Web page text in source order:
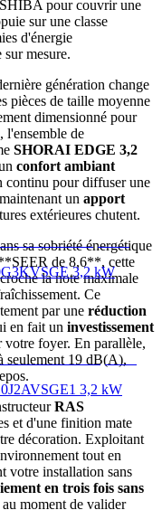
pour couvrir une
sur une classe
d'énergie
mesure.
génération change
pièces de taille moyenne
dimensionné pour
, l'ensemble de
SHORAI EDGE 3,2
confort ambiant
continu pour diffuser une
un apport
extérieures chutent.
sa sobriété énergétique
de 8,6**, cette
la note maximale
Ce
par une réduction
en fait un investissement
votre foyer. En parallèle,
seulement 19 dB(A),
RAS
et d'une finition mate
décoration. Exploitant
tout en
votre installation sans
en trois fois sans
moment de valider
3,2 kW
3,2 kW